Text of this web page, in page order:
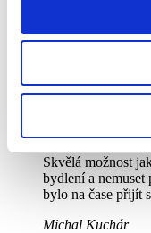
Naši operátoři s Vámi
Skvělá možnost
bydlení a
bylo na čase přijít
Michal Kuchár